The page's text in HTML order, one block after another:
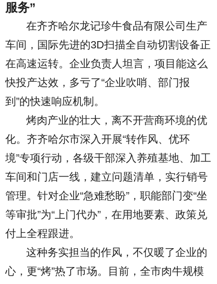
服务”
在齐齐哈尔龙记珍牛食品有限公司生产
车间，国际先进的3D扫描全自动切割设备正
在高速运转。企业负责人坦言，项目能这么
快投产达效，多亏了“企业吹哨、部门报
到”的快速响应机制。
烤肉产业的壮大，离不开营商环境的优
化。齐齐哈尔市深入开展“转作风、优环
境”专项行动，各级干部深入养殖基地、加工
车间和门店一线，建立问题清单，实行销号
管理。针对企业“急难愁盼”，职能部门变“坐
等审批”为“上门代办”，在用地要素、政策兑
付上全程跟进。
这种务实担当的作风，不仅暖了企业的
心，更“烤”热了市场。目前，全市肉牛规模